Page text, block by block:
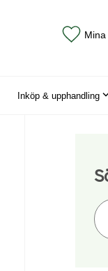
Inköp & upphandling